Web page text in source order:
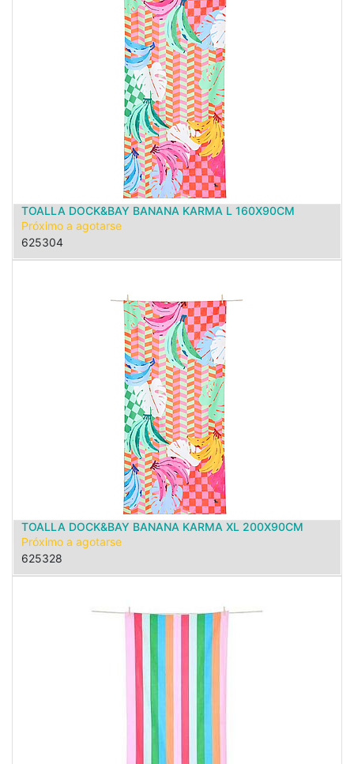
TOALLA DOCK&BAY BANANA KARMA L 160X90CM
Próximo a agotarse
625304
TOALLA DOCK&BAY BANANA KARMA XL 200X90CM
Próximo a agotarse
625328